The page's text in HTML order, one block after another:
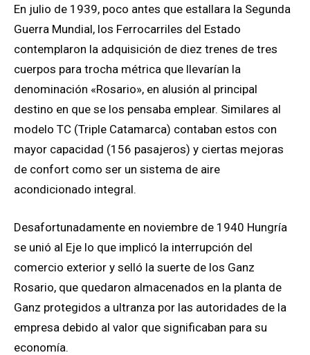
En julio de 1939, poco antes que estallara la Segunda
Guerra Mundial, los Ferrocarriles del Estado
contemplaron la adquisición de diez trenes de tres
cuerpos para trocha métrica que llevarían la
denominación «Rosario», en alusión al principal
destino en que se los pensaba emplear. Similares al
modelo TC (Triple Catamarca) contaban estos con
mayor capacidad (156 pasajeros) y ciertas mejoras
de confort como ser un sistema de aire
acondicionado integral.
Desafortunadamente en noviembre de 1940 Hungría
se unió al Eje lo que implicó la interrupción del
comercio exterior y selló la suerte de los Ganz
Rosario, que quedaron almacenados en la planta de
Ganz protegidos a ultranza por las autoridades de la
empresa debido al valor que significaban para su
economía.